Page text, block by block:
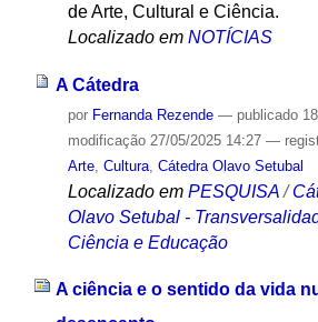
de Arte, Cultural e Ciência.
Localizado em NOTÍCIAS
A Cátedra
por Fernanda Rezende — publicado
modificação27/05/2025 14:27 —
Arte, Cultura, Cátedra Olavo Setubal
Localizado em PESQUISA /
Olavo Setubal -
Ciência e Educação
A ciência e o sentido da vida